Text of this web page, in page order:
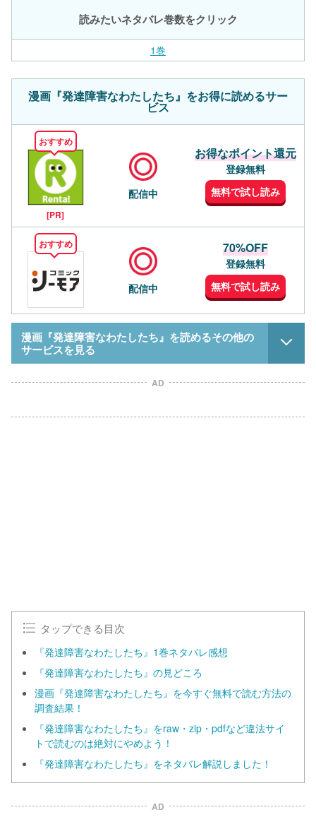
読みたいネタバレ巻数をクリック
1巻
漫画『発達障害なわたしたち』をお得に読めるサー
ビス
おすすめ
[PR]
配信中
お得なポイント還元
登録無料
無料で試し読み
おすすめ
配信中
70%OFF
登録無料
無料で試し読み
漫画『発達障害なわたしたち』を読めるその他の
サービスを見る
AD
タップできる目次
『発達障害なわたしたち』1巻ネタバレ感想
『発達障害なわたしたち』の見どころ
漫画『発達障害なわたしたち』を今すぐ無料で読む方法の
調査結果！
『発達障害なわたしたち』をraw・zip・pdfなど違法サイ
トで読むのは絶対にやめよう！
『発達障害なわたしたち』をネタバレ解説しました！
AD